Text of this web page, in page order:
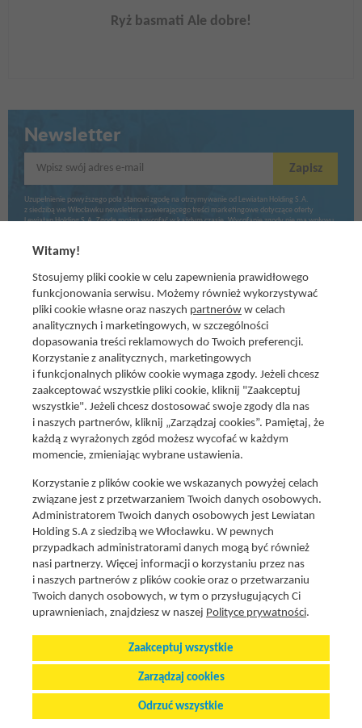
Ryż basmati Ale dobre!
Newsletter
Wpisz swój adres e-mail Zapisz
Uzupełnienie powyższego pola stanowi zgodę na otrzymywanie od Lewiatan Holding S.A.
z siedzibą we Włocławku newslettera zawierającego treści marketingowe dotyczące oferty
Lewiatan Holding S.A. Zgodę można wycofać w każdym czasie. Wycofanie zgody nie ma wpływu
Social media
Znajdź nas na:
Promocje i oferty
Aktualna gazetka
Gotuję z Lewiatanem
Znajdź sklep
Aplikacja Mój Lewiatan
Karta Mój Lewiatan
Fundacja Lewiatan
Regulaminy
Polityka cookies i prywatnosci
Zarządzaj preferencjami plików cookie
Witamy!
Stosujemy pliki cookie w celu zapewnienia prawidłowego
funkcjonowania serwisu. Możemy również wykorzystywać
pliki cookie własne oraz naszych partnerów w celach
analitycznych i marketingowych, w szczególności
dopasowania treści reklamowych do Twoich preferencji.
Korzystanie z analitycznych, marketingowych
i funkcjonalnych plików cookie wymaga zgody. Jeżeli chcesz
zaakceptować wszystkie pliki cookie, kliknij "Zaakceptuj
wszystkie". Jeżeli chcesz dostosować swoje zgody dla nas
i naszych partnerów, kliknij „Zarządzaj cookies”. Pamiętaj, że
każdą z wyrażonych zgód możesz wycofać w każdym
momencie, zmieniając wybrane ustawienia.
Korzystanie z plików cookie we wskazanych powyżej celach
związane jest z przetwarzaniem Twoich danych osobowych.
Administratorem Twoich danych osobowych jest Lewiatan
Holding S.A z siedzibą we Włocławku. W pewnych
przypadkach administratorami danych mogą być również
nasi partnerzy. Więcej informacji o korzystaniu przez nas
i naszych partnerów z plików cookie oraz o przetwarzaniu
Twoich danych osobowych, w tym o przysługujących Ci
uprawnieniach, znajdziesz w naszej Polityce prywatności.
Zaakceptuj wszystkie
Zarządzaj cookies
Odrzuć wszystkie